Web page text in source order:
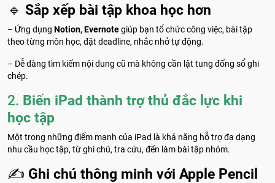
🔹 Sắp xếp bài tập khoa học hơn
– Ứng dụng Notion, Evernotegiúp bạn tổ chức công việc, bài tập
theo từng môn học, đặt deadline, nhắc nhở tự động.
– Dễ dàng tìm kiếm nội dung cũ mà không cần lật tung đống sổ ghi
chép.
2. Biến iPad thành trợ thủ đắc lực khi
học tập
Một trong những điểm mạnh của iPad là khả năng hỗ trợ đa dạng
nhu cầu học tập, từ ghi chú, tra cứu, đến làm bài tập nhóm.
✍️ Ghi chú thông minh với Apple Pencil